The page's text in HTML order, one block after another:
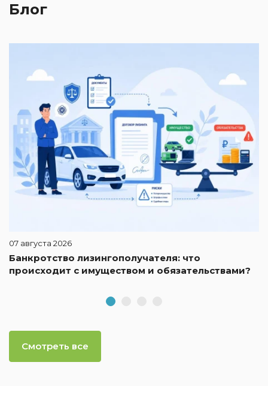
Блог
07 августа 2026
Банкротство лизингополучателя: что
происходит с имуществом и обязательствами?
Смотреть все